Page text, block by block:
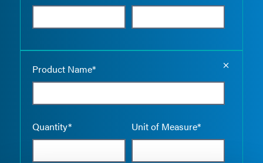
Product Name*
Quantity* Unit of Measure*